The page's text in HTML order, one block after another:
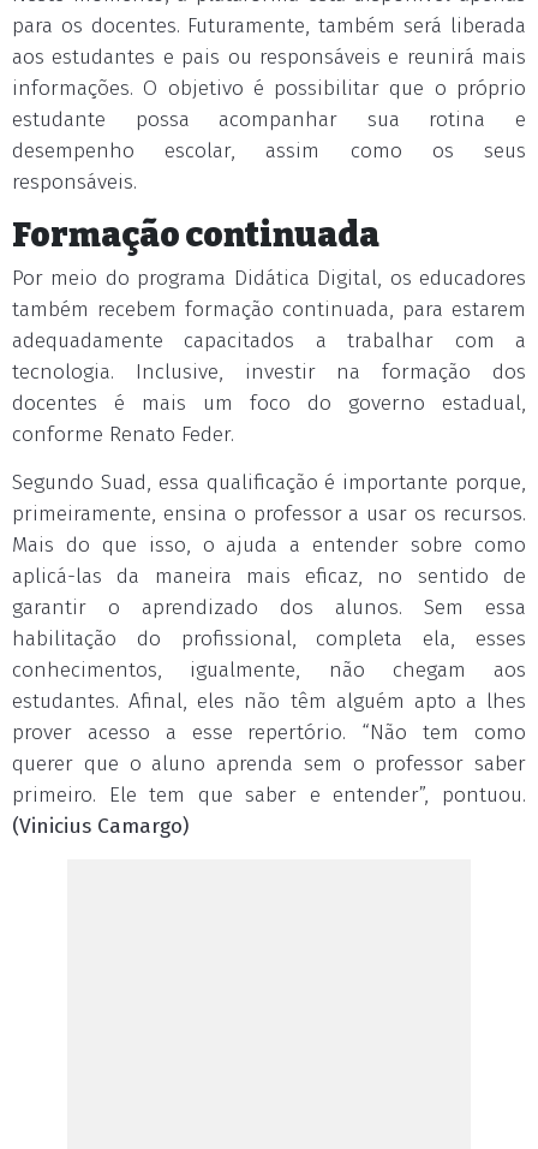
para os docentes. Futuramente, também será liberada
aos estudantes e pais ou responsáveis e reunirá mais
informações. O objetivo é possibilitar que o próprio
estudante possa acompanhar sua rotina e
desempenho escolar, assim como os seus
responsáveis.
Formação continuada
Por meio do programa Didática Digital, os educadores
também recebem formação continuada, para estarem
adequadamente capacitados a trabalhar com a
tecnologia. Inclusive, investir na formação dos
docentes é mais um foco do governo estadual,
conforme Renato Feder.
Segundo Suad, essa qualificação é importante porque,
primeiramente, ensina o professor a usar os recursos.
Mais do que isso, o ajuda a entender sobre como
aplicá-las da maneira mais eficaz, no sentido de
garantir o aprendizado dos alunos. Sem essa
habilitação do profissional, completa ela, esses
conhecimentos, igualmente, não chegam aos
estudantes. Afinal, eles não têm alguém apto a lhes
prover acesso a esse repertório. “Não tem como
querer que o aluno aprenda sem o professor saber
primeiro. Ele tem que saber e entender”, pontuou.
(Vinicius Camargo)